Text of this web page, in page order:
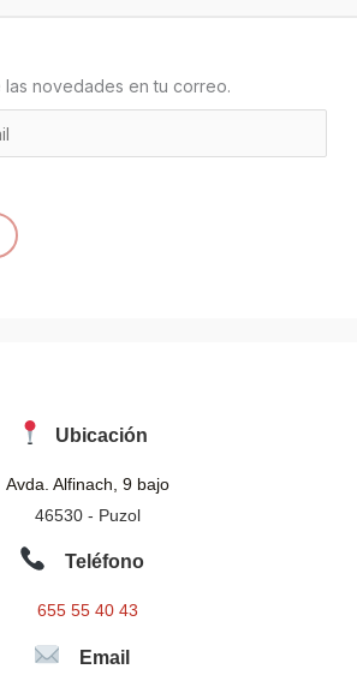
las novedades en tu correo.
Ubicación
Avda. Alfinach, 9 bajo
46530 - Puzol
Teléfono
655 55 40 43
Email